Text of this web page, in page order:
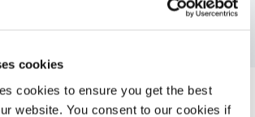
cookies
cookies to ensure you get the best
website. You consent to our cookies if